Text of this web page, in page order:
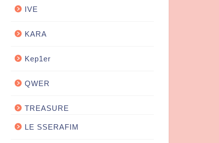
IVE
KARA
Kep1er
QWER
TREASURE
LE SSERAFIM